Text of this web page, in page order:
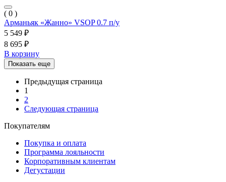
( 0 )
Арманьяк «Жанно» VSOP 0.7 п/у
5 549 ₽
8 695 ₽
В корзину
Показать еще
Предыдущая страница
1
2
Следующая страница
Покупателям
Покупка и оплата
Программа лояльности
Корпоративным клиентам
Дегустации